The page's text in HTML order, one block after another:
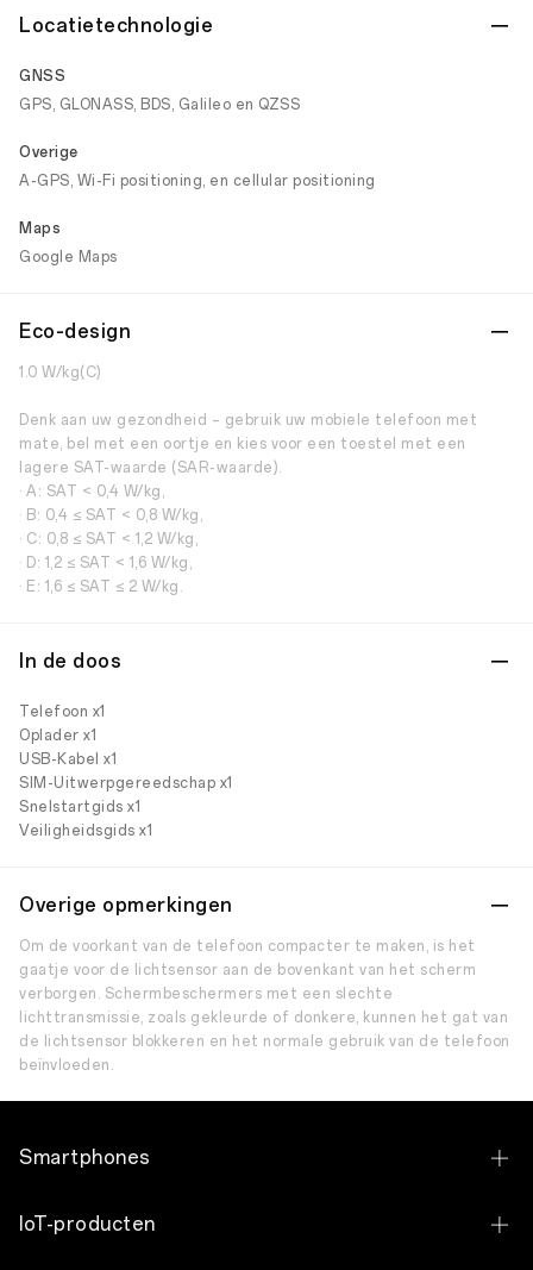
Locatietechnologie
GNSS
GPS, GLONASS, BDS, Galileo en QZSS
Overige
A-GPS, Wi-Fi positioning, en cellular positioning
Maps
Google Maps
Eco-design
1.0 W/kg(C)
Denk aan uw gezondheid – gebruik uw mobiele telefoon met
mate, bel met een oortje en kies voor een toestel met een
lagere SAT-waarde (SAR-waarde).
· A: SAT < 0,4 W/kg,
· B: 0,4 ≤ SAT < 0,8 W/kg,
· C: 0,8 ≤ SAT < 1,2 W/kg,
· D: 1,2 ≤ SAT < 1,6 W/kg,
· E: 1,6 ≤ SAT ≤ 2 W/kg.
In de doos
Telefoon x1
Oplader x1
USB-Kabel x1
SIM-Uitwerpgereedschap x1
Snelstartgids x1
Veiligheidsgids x1
Overige opmerkingen
Om de voorkant van de telefoon compacter te maken, is het
gaatje voor de lichtsensor aan de bovenkant van het scherm
verborgen. Schermbeschermers met een slechte
lichttransmissie, zoals gekleurde of donkere, kunnen het gat van
de lichtsensor blokkeren en het normale gebruik van de telefoon
beïnvloeden.
Smartphones
OPPO Find X9 Ultra
IoT-producten